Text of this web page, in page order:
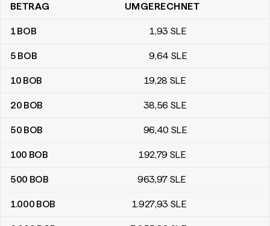
Umrechnungstabelle Bolivianische Bolivianos zu Sierra-
BETRAG UMGERECHNET
1BOB 1,93 SLE
5 BOB 9,64 SLE
10 BOB 19,28 SLE
20 BOB 38,56 SLE
50 BOB 96,40 SLE
100 BOB 192,79 SLE
500 BOB 963,97 SLE
1.000 BOB 1.927,93 SLE